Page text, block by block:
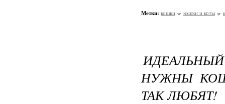
Метки: кошки кошки и коты
НУЖНЫ
ТАК ЛЮБЯТ!